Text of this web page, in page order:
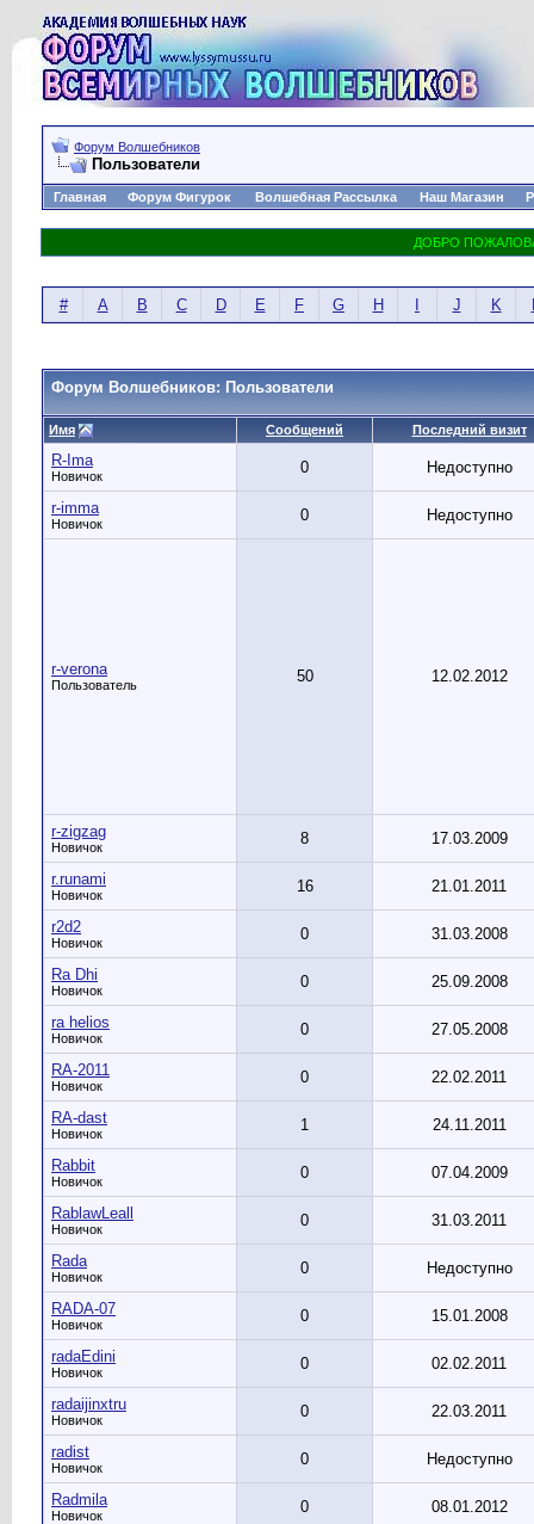
Форум Волшебников
Пользователи
Главная Форум Фигурок Волшебная Рассылка Наш Магазин
# A B C D E F G H J K
Форум Волшебников: Пользователи
Имя Сообщений Последний визит
R-Ima
Новичок 0 Недоступно
r-imma
Новичок 0 Недоступно
r-verona
Пользователь 50 12.02.2012
r-zigzag
Новичок 8 17.03.2009
r.runami
Новичок 16 21.01.2011
r2d2
Новичок 0 31.03.2008
Ra Dhi
Новичок 0 25.09.2008
ra helios
Новичок 0 27.05.2008
RA-2011
Новичок 0 22.02.2011
RA-dast
Новичок 1 24.11.2011
Rabbit
Новичок 0 07.04.2009
RablawLeall
Новичок 0 31.03.2011
Rada
Новичок 0 Недоступно
RADA-07
Новичок 0 15.01.2008
radaEdini
Новичок 0 02.02.2011
radaijinxtru
Новичок 0 22.03.2011
radist
Новичок 0 Недоступно
Radmila
Новичок 0 08.01.2012